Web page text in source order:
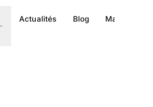
Actualités Blog Magazine